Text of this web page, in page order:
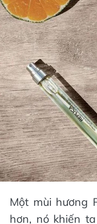
Một mùi hương
hơn, nó khiến